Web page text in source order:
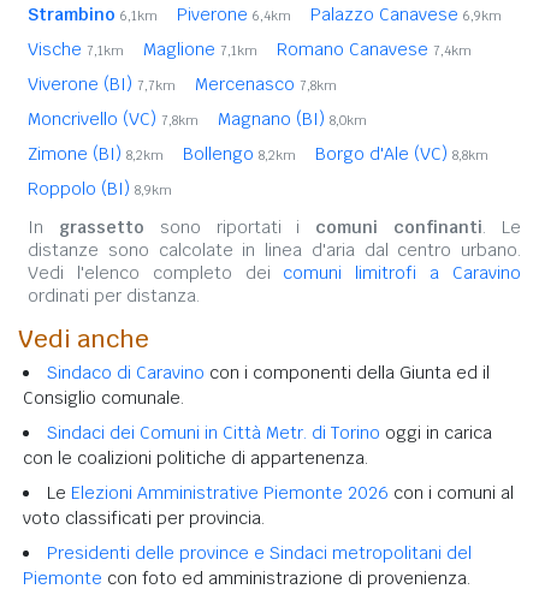
Strambino 6,1km Piverone 6,4km Palazzo Canavese 6,9km
Vische 7,1km Maglione 7,1km Romano Canavese 7,4km
Viverone (BI) 7,7km Mercenasco 7,8km
Moncrivello (VC) 7,8km Magnano (BI) 8,0km
Zimone (BI) 8,2km Bollengo 8,2km Borgo d'Ale (VC) 8,8km
Roppolo (BI) 8,9km
In grassetto sono riportati i comuni confinanti. Le
distanze sono calcolate in linea d'aria dal centro urbano.
Vedi l'elenco completo dei comuni limitrofi a Caravino
ordinati per distanza.
Vedi anche
Sindaco di Caravino con i componenti della Giunta ed il
Consiglio comunale.
Sindaci dei Comuni in Città Metr. di Torino oggi in carica
con le coalizioni politiche di appartenenza.
Le Elezioni Amministrative Piemonte 2026 con i comuni al
voto classificati per provincia.
Presidenti delle province e Sindaci metropolitani del
Piemonte con foto ed amministrazione di provenienza.